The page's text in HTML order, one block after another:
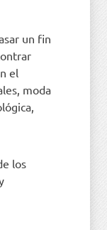
un fin
el
moda
los